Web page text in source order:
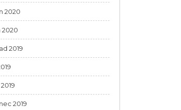
2020
2020
2019
2019